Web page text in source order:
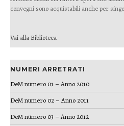
convegni sono acquistabili anche per
Vai alla Biblioteca
NUMERI ARRETRATI
DeM numero 01 – Anno 2010
DeM numero 02 – Anno 2011
DeM numero 03 – Anno 2012